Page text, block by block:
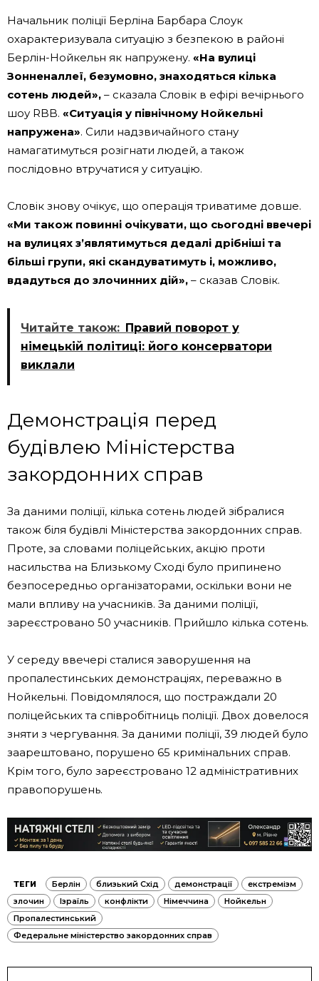
Начальник поліції Берліна Барбара Слоук
охарактеризувала ситуацію з безпекою в районі
Берлін-Нойкельн як напружену. «На вулиці
Зонненаллеї, безумовно, знаходяться кілька
сотень людей», – сказала Словік в ефірі вечірнього
шоу RBB. «Ситуація у північному Нойкельні
напружена». Сили надзвичайного стану
намагатимуться розігнати людей, а також
послідовно втручатися у ситуацію.
Словік знову очікує, що операція триватиме довше.
«Ми також повинні очікувати, що сьогодні ввечері
на вулицях з’являтимуться дедалі дрібніші та
більші групи, які скандуватимуть і, можливо,
вдадуться до злочинних дій», – сказав Словік.
Читайте також: Правий поворот у
німецькій політиці: його консерватори
виклали
Демонстрація перед
будівлею Міністерства
закордонних справ
За даними поліції, кілька сотень людей зібралися
також біля будівлі Міністерства закордонних справ.
Проте, за словами поліцейських, акцію проти
насильства на Близькому Сході було припинено
безпосередньо організаторами, оскільки вони не
мали впливу на учасників. За даними поліції,
зареєстровано 50 учасників. Прийшло кілька сотень.
У середу ввечері сталися заворушення на
пропалестинських демонстраціях, переважно в
Нойкельні. Повідомлялося, що постраждали 20
поліцейських та співробітниць поліції. Двох довелося
зняти з чергування. За даними поліції, 39 людей було
заарештовано, порушено 65 кримінальних справ.
Крім того, було зареєстровано 12 адміністративних
правопорушень.
ТЕГИ Берлін близький Схід демонстрації
екстремізм
злочин
Ізраїль конфлікти Німеччина
Нойкельн
Пропалестинський
Федеральне міністерство закордонних справ